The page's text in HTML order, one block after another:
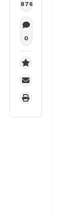
876
0